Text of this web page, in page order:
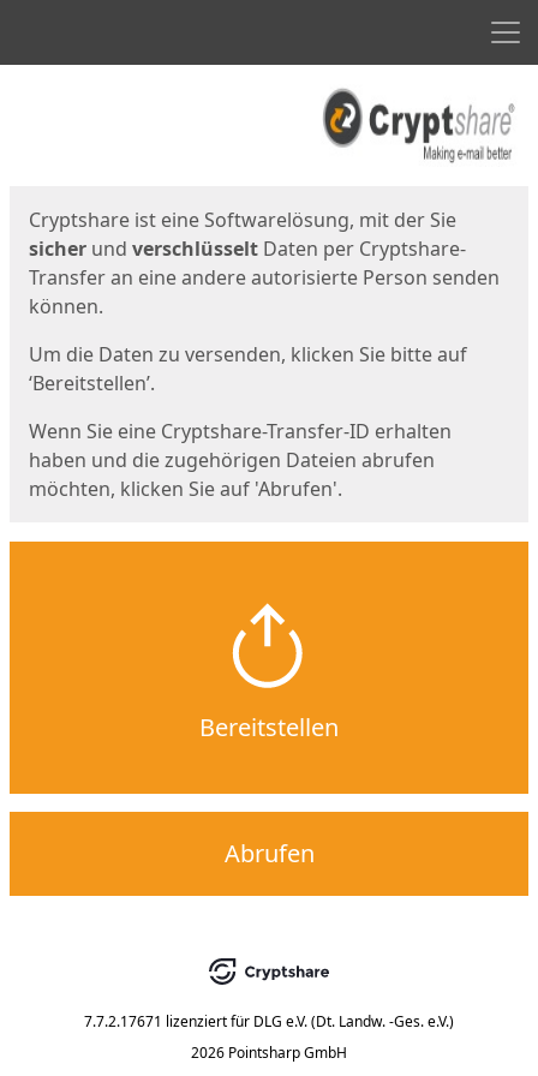
Cryptshare ist eine Softwarelösung, mit der Sie
sicher und verschlüsselt Daten per Cryptshare-
Transfer an eine andere autorisierte Person senden
können.
Um die Daten zu versenden, klicken Sie bitte auf
‘Bereitstellen’.
Wenn Sie eine Cryptshare-Transfer-ID erhalten
haben und die zugehörigen Dateien abrufen
möchten, klicken Sie auf 'Abrufen'.
Bereitstellen
Abrufen
7.7.2.17671 lizenziert für DLG e.V. (Dt. Landw. -Ges. e.V.)
2026 Pointsharp GmbH